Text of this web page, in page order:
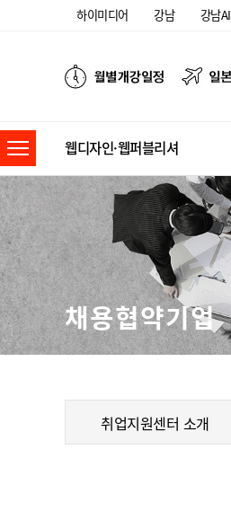
하이미디어 강남 강남AI
웹디자인·웹퍼블리셔
채용협약기업
취업지원센터 소개